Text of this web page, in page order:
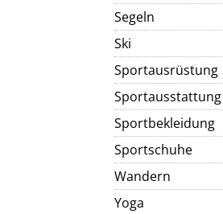
Segeln
Ski
Sportausrüstung
Sportausstattung
Sportbekleidung
Sportschuhe
Wandern
Yoga